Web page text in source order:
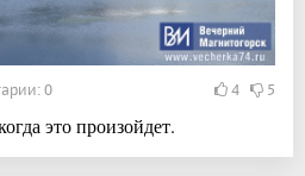
0 4 5
это произойдет.